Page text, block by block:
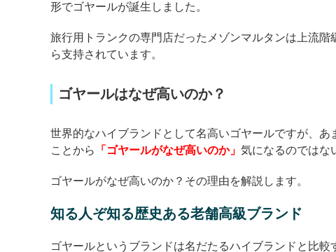
形でゴヤールが誕生しました。
旅行用トランクの専門店だったメゾンマルタンは上流
ら支持されています。
ゴヤールはなぜ高いのか？
世界的なハイブランドとして名高いゴヤールですが、
ことから
「ゴヤールがなぜ高いのか」 気になるのではな
ゴヤールがなぜ高いのか？その理由を解説します。
知る人ぞ知る歴史ある老舗高級ブランド
ゴヤールというブランドは名だたるハイブランドと比